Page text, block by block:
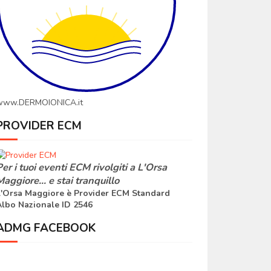
ECM
i tuoi eventi ECM rivolgiti aL'Orsa
... e stai tranquillo
Maggiore è Provider ECM Standard
Nazionale ID 2546
FACEBOOK